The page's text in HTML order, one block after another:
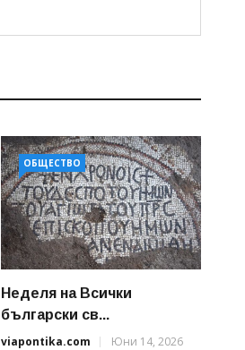
ОБЩЕСТВО
Неделя на Всички
български св...
viapontika.com
Юни 14, 2026